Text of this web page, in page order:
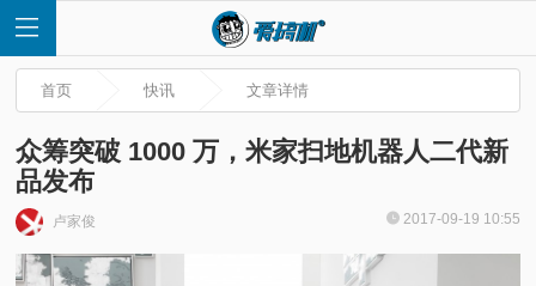
首
页
首页 快讯 文章详情
众筹突破 1000 万，米家扫地机器人二代新
品发布
卢家俊 2017-09-19 10:55